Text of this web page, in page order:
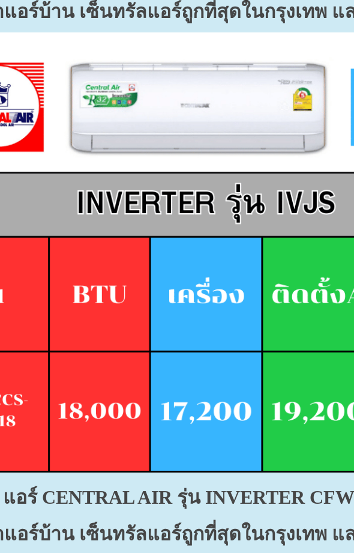
แอร์บ้าน เซ็นทรัลแอร์ถูกที่สุดในกรุงเทพ
แอร์ CENTRAL AIR รุ่น INVERTER
แอร์บ้าน เซ็นทรัลแอร์ถูกที่สุดในกรุงเทพ